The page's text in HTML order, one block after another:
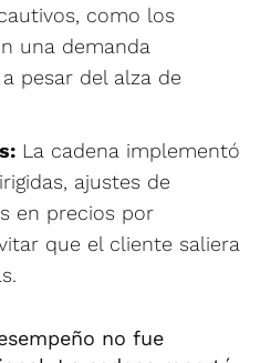
como los
una demanda
pesar del alza de
La cadena implementó
ajustes de
en precios por
que el cliente saliera
no fue